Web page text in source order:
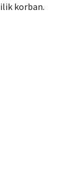
korban.